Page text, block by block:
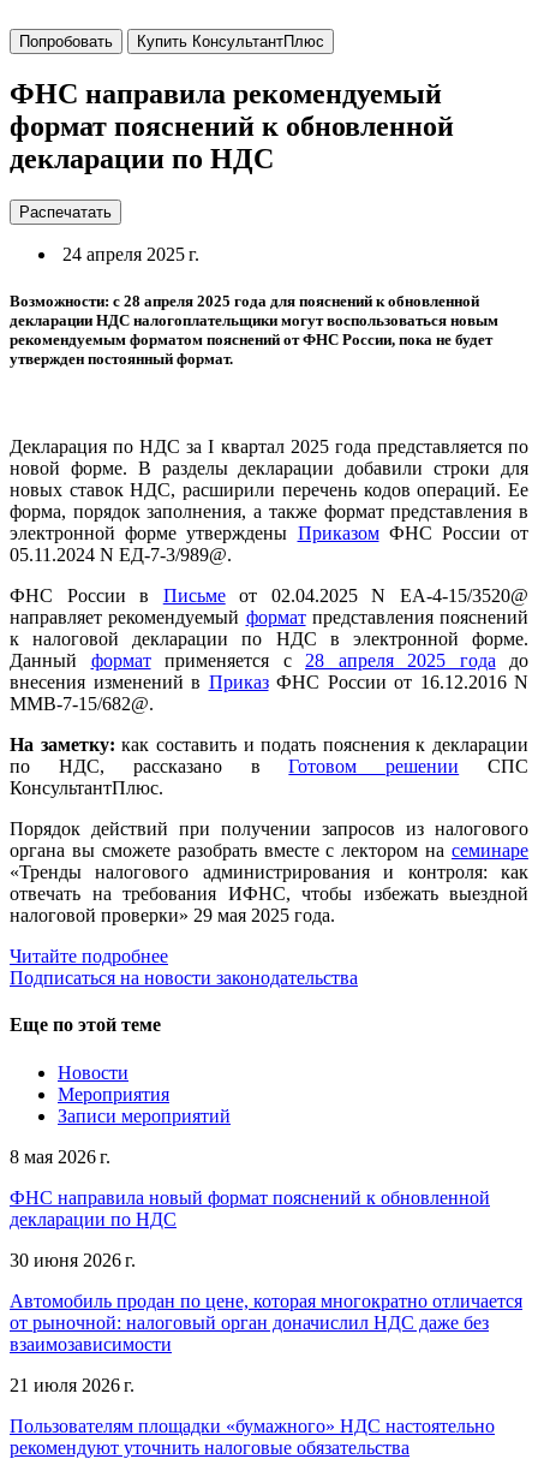
Попробовать Купить КонсультантПлюс
ФНС направила рекомендуемый
формат пояснений к обновленной
декларации по НДС
Распечатать
24 апреля 2025 г.
Возможности: с 28 апреля 2025 года для пояснений к обновленной
декларации НДС налогоплательщики могут воспользоваться новым
рекомендуемым форматом пояснений от ФНС России, пока не будет
утвержден постоянный формат.
Декларация по НДС за I квартал 2025 года представляется по
новой форме. В разделы декларации добавили строки для
новых ставок НДС, расширили перечень кодов операций. Ее
форма, порядок заполнения, а также формат представления в
электронной форме утверждены ПриказомФНС России от
05.11.2024 N ЕД-7-3/989@.
ФНС России в Письмеот 02.04.2025 N ЕА-4-15/3520@
направляет рекомендуемый форматпредставления пояснений
к налоговой декларации по НДС в электронной форме.
Данный форматприменяется с 28 апреля 2025 года до
внесения изменений в ПриказФНС России от 16.12.2016 N
ММВ-7-15/682@.
На заметку: как составить и подать пояснения к декларации
по НДС, рассказано вГотовом решении СПС
КонсультантПлюс.
Порядок действий при получении запросов из налогового
органа вы сможете разобрать вместе с лектором на семинаре
«Тренды налогового администрирования и контроля: как
отвечать на требования ИФНС, чтобы избежать выездной
налоговой проверки» 29 мая 2025 года.
Читайте подробнее
Подписаться на новости законодательства
Еще по этой теме
Новости
Мероприятия
Записи мероприятий
8 мая 2026 г.
ФНС направила новый формат пояснений к обновленной
декларации по НДС
30 июня 2026 г.
Автомобиль продан по цене, которая многократно отличается
от рыночной: налоговый орган доначислил НДС даже без
взаимозависимости
21 июля 2026 г.
Пользователям площадки «бумажного» НДС настоятельно
рекомендуют уточнить налоговые обязательства